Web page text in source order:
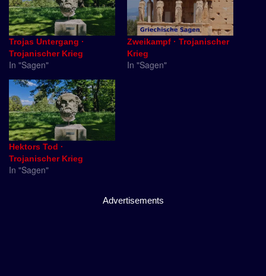
Trojas Untergang ·
Trojanischer Krieg
In "Sagen"
Zweikampf · Trojanischer
Krieg
In "Sagen"
Hektors Tod ·
Trojanischer Krieg
In "Sagen"
Advertisements